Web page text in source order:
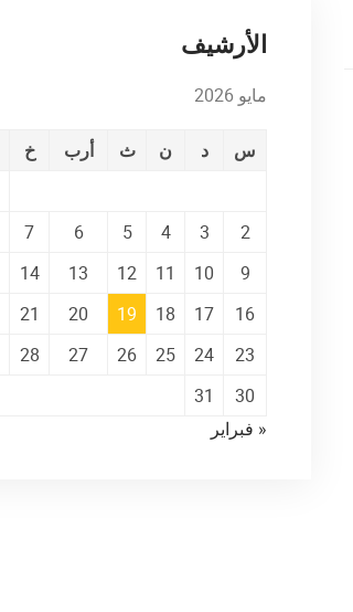
الأرشيف
مايو 2026
س د ن ث أرب خ
2
3
4
5
6
7
9
10
11
12
13
14
16
17
18
19
20
21
23
24
25
26
27
28
30
31
« فبراير